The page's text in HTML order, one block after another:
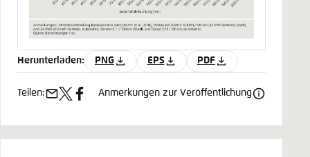
Herunterladen: PNG EPS PDF
Teilen:
e- x facebook
Anmerkungen zur Veröffentlichung